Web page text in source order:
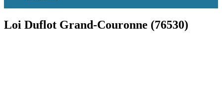
Loi Duflot Grand-Couronne (76530)